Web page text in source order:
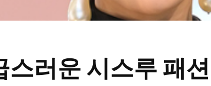
스러운 시스루 패션